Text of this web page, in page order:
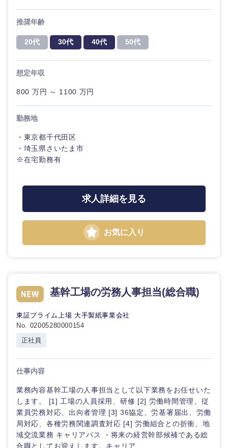
事務職
その他
その他
甲信越・北陸
新潟県 富山県
推奨年齢
20代 30代 40代 50代
想定年収
800 万円 ～ 1100 万円
勤務地
・東京都千代田区
・埼玉県さいたま市
※在宅勤務有
求人詳細を見る
お気に入り
基幹工場の労務人事担当(総合職)
東証プライム上場 大手製紙事業会社
No. 02005280000154
正社員
仕事内容
業務内容基幹工場の人事担当として以下業務をお任せいた
します。 [1] 工場の人員採用、研修 [2] 労働時間管理、従
業員労務対応、出向者管理 [3] 36協定、労基署届出、労働
局対応、各種労務関連調査対応 [4] 労働組合との折衝、地
域交流業務 キャリアパス ・将来の経営幹部候補である総
合職としてお迎えします。キャリア...